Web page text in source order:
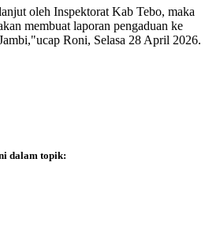
oleh Inspektorat Kab Tebo, maka
membuat laporan pengaduan ke
Roni, Selasa 28 April 2026.
dalam topik: